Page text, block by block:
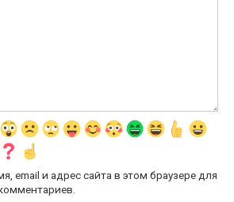
email и адрес сайта в этом браузере для